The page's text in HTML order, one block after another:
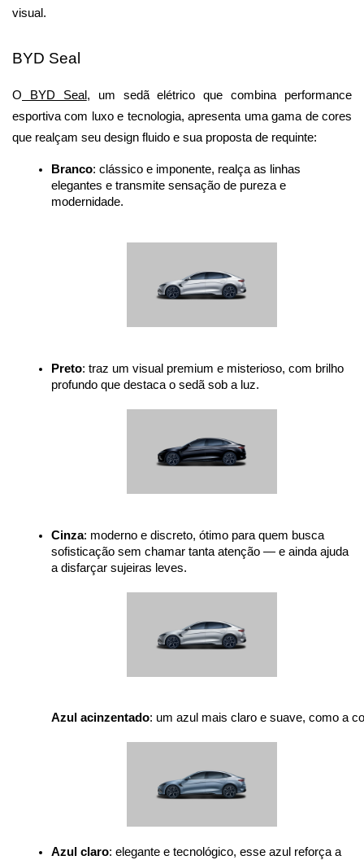
visual.
BYD Seal
O BYD Seal , um sedã elétrico que combina performance
esportiva com luxo e tecnologia, apresenta uma gama de cores
que realçam seu design fluido e sua proposta de requinte:
Branco: clássico e imponente, realça as linhas
elegantes e transmite sensação de pureza e
modernidade.
Preto: traz um visual premium e misterioso, com brilho
profundo que destaca o sedã sob a luz.
Cinza: moderno e discreto, ótimo para quem busca
sofisticação sem chamar tanta atenção — e ainda ajuda
a disfarçar sujeiras leves.
Azul acinzentado: um azul mais claro e suave, como a
Azul claro: elegante e tecnológico, esse azul reforça a